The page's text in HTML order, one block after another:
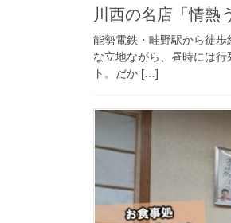
川西の名店「情
能勢電鉄・畦野駅から徒
な立地ながら、昼時には
ト。だか […]